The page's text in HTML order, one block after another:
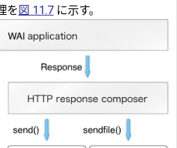
を 図 11.7 に示す。